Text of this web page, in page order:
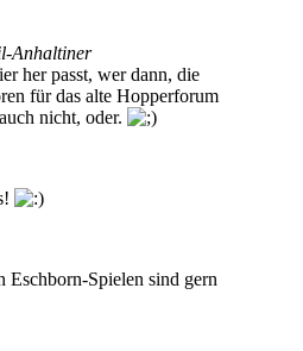
Anhaltiner
her passt, wer dann, die
für das alte Hopperforum
nicht, oder.
Eschborn-Spielen sind gern